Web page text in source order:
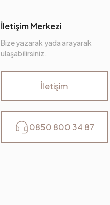
İletişim Merkezi
Bize yazarak yada arayarak
ulaşabilirsiniz.
İletişim
0850 800 34 87